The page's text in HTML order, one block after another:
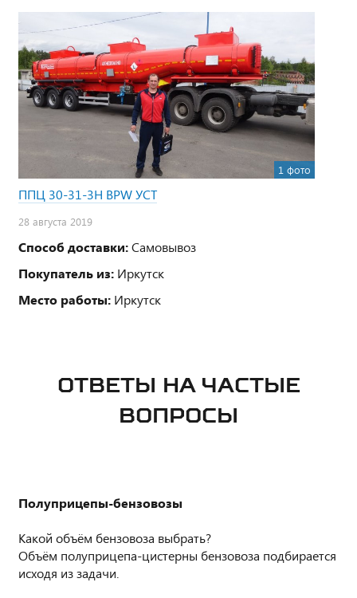
1 фото
ППЦ 30-31-3Н BPW УСТ
28 августа 2019
Способ доставки:Самовывоз
Покупатель из: Иркутск
Место работы: Иркутск
ОТВЕТЫ НА ЧАСТЫЕ
ВОПРОСЫ
Полуприцепы-бензовозы
Какой объём бензовоза выбрать?
Объём полуприцепа-цистерны бензовоза подбирается
исходя из задачи.